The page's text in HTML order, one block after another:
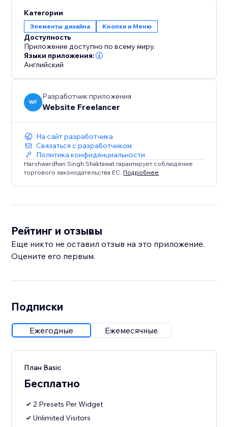
Категории
Элементы дизайна Кнопки и Меню
Доступность
Приложение доступно по всему миру.
Языки приложения:
Английский
WF
Разработчик приложения
Website Freelancer
На сайт разработчика
Связаться с разработчиком
Политика конфиденциальности
Harshwardhan Singh Shaktawat гарантирует соблюдение
торгового законодательства ЕС. Подробнее
Рейтинг и отзывы
Еще никто не оставил отзыв на это приложение.
Оцените его первым.
Подписки
Ежегодные Ежемесячные
План Basic
Бесплатно
2 Presets Per Widget
Unlimited Visitors